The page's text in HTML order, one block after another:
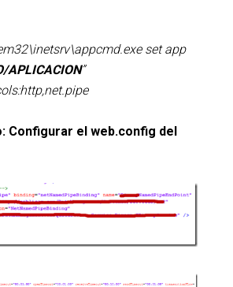
set app
APLICACION”
Configurar el web.config del